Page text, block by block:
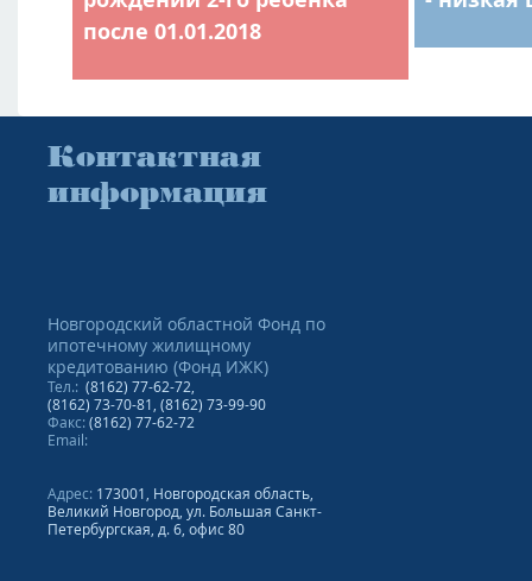
после 01.01.2018
Контактная
информация
Новгородский областной Фонд по
ипотечному жилищному
кредитованию (Фонд ИЖК)
Тел.: (8162) 77-62-72,
(8162) 73-70-81, (8162) 73-99-90
Факс: (8162) 77-62-72
Email:
Адрес: 173001, Новгородская область,
Великий Новгород, ул. Большая Санкт-
Петербургская, д. 6, офис 80